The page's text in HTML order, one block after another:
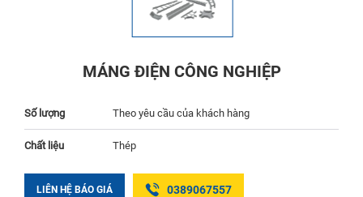
MÁNG ĐIỆN CÔNG NGHIỆP
Số lượng Theo yêu cầu của khách hàng
Chất liệu Thép
LIÊN HỆ BÁO GIÁ 0389067557